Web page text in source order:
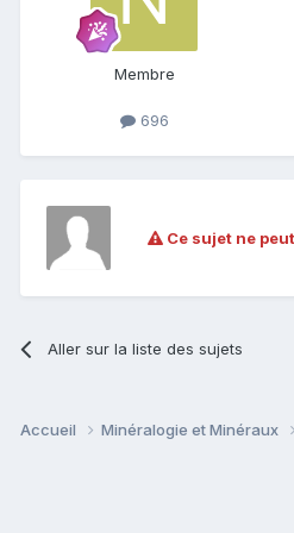
Membre
696
Ce sujet ne
Aller sur la liste des sujets
Accueil Minéralogie et Minéraux